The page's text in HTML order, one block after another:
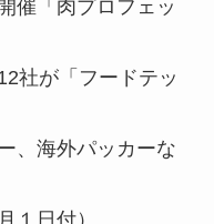
催「肉プロフェッ
社が「フードテッ
、海外パッカーな
１日付）